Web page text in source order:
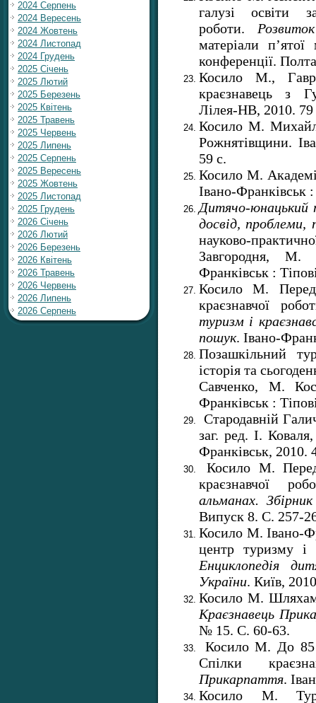
2024 Серпень
2024 Вересень
2024 Жовтень
2024 Листопад
2024 Грудень
2025 Січень
2025 Лютий
2025 Березень
2025 Квітень
2025 Травень
2025 Червень
2025 Липень
2025 Серпень
2025 Вересень
2025 Жовтень
2025 Листопад
2025 Грудень
2026 Січень
2026 Лютий
2026 Березень
2026 Квітень
2026 Травень
2026 Червень
2026 Липень
2026 Серпень
галузі освіти
роботи.
матеріали п’ятої
конференції.
Косило М.,
краєзнавець з
Лілея-НВ, 2010. 79
Косило М.
Рожнятівщини.
59 с.
Косило М.
Івано-Франківськ
Дитячо-юнацький
досвід, проблеми,
науково-
Завгородня, М.
Франківськ :
Косило М.
краєзнавчої
туризм і
пошук. Івано-
Позашкільний
історія та
Савченко, М.
Франківськ :
Стародавній
заг. ред. І.
Франківськ, 2010.
Косило М.
краєзнавчої
альманах.
Випуск 8. С. 257-
Косило М. Івано-
центр туризму і
Енциклопедія
України. Київ,
Косило М.
Краєзнавець
№ 15. С. 60-63.
Косило М. До 85
Спілки
Прикарпаття.
Косило М.